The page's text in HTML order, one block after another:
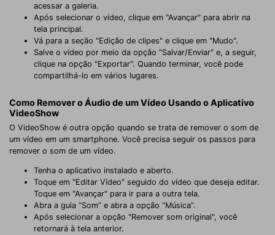
acessar a galeria.
Após selecionar o vídeo, clique em "Avançar" para abrir na
tela principal.
Vá para a seção "Edição de clipes" e clique em "Mudo".
Salve o vídeo por meio da opção "Salvar/Enviar" e, a seguir,
clique na opção "Exportar". Quando terminar, você pode
compartilhá-lo em vários lugares.
Como Remover o Áudio de um Vídeo Usando o Aplicativo
VideoShow
O VideoShow é outra opção quando se trata de remover o som de
um vídeo em um smartphone. Você precisa seguir os passos para
remover o som de um vídeo.
Tenha o aplicativo instalado e aberto.
Toque em "Editar Vídeo" seguido do vídeo que deseja editar.
Toque em "Avançar" para ir para a outra tela.
Abra a guia “Som” e abra a opção “Música”.
Após selecionar a opção "Remover som original", você
retornará à tela anterior.